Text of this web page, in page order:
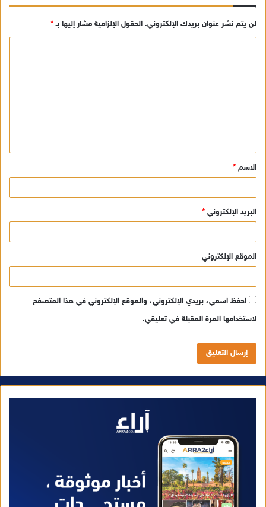
لن يتم نشر عنوان بريدك الإلكتروني. الحقول الإلزامية مشار إليها بـ*
ق
*
الاسم *
البريد الإلكتروني *
الموقع الإلكتروني
احفظ اسمي، بريدي الإلكتروني، والموقع الإلكتروني في هذا المتصفح
لاستخدامها المرة المقبلة في تعليقي.